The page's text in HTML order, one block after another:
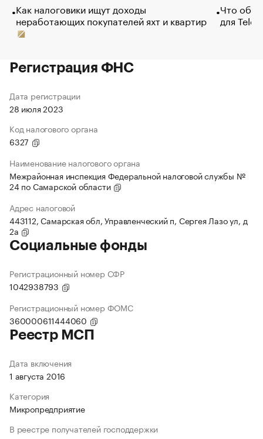
Как налоговики ищут доходы
неработающих покупателей яхт и квартир
Что
для
Регистрация ФНС
Дата регистрации
28 июля 2023
Код налогового органа
6327
Наименование налогового органа
Межрайонная инспекция Федеральной налоговой службы №
24 по Самарской области
Адрес налоговой
443112, Самарская обл, Управленческий п, Сергея Лазо ул, д
2а
Социальные фонды
Регистрационный номер СФР
1042938793
Регистрационный номер ФОМС
360000611444060
Реестр МСП
Дата включения
1 августа 2016
Категория
Микропредприятие
В реестре получателей господдержки